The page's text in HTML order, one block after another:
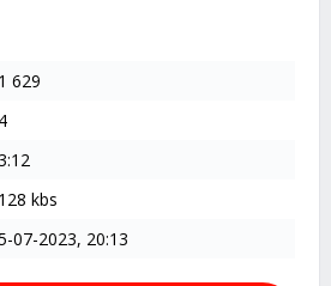
1 629
4
128 kbs
07-2023, 20:13